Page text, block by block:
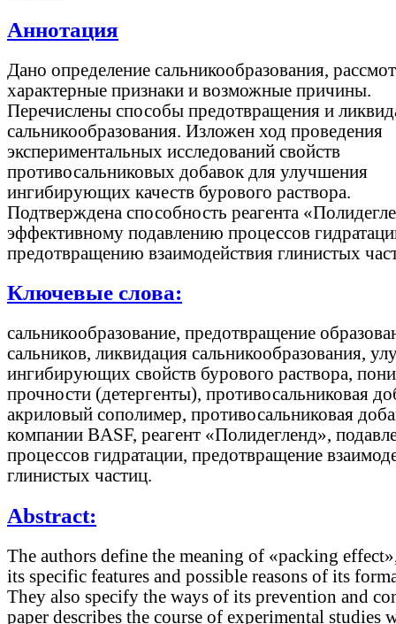
Аннотация
Дано определение сальникообразования,
характерные признаки и возможные причины.
Перечислены способы предотвращения и
сальникообразования. Изложен ход проведения
экспериментальных исследований свойств
противосальниковых добавок для улучшения
ингибирующих качеств бурового раствора.
Подтверждена способность реагента
эффективному подавлению процессов
предотвращению взаимодействия глинистых
Ключевые слова:
сальникообразование, предотвращение
сальников, ликвидация сальникообразования,
ингибирующих свойств бурового раствора,
прочности (детергенты), противосальниковая
акриловый сополимер, противосальниковая
компании BASF, реагент «Полидегленд»,
процессов гидратации, предотвращение
глинистых частиц.
Abstract:
The authors define the meaning of «packing
its specific features and possible reasons of its
They also specify the ways of its prevention and
paper describes the course of experimental studies